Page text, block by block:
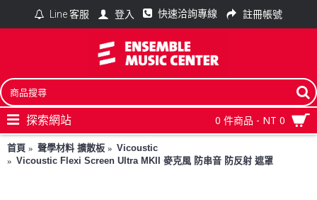
Line 客服 登入 快速洽詢專線 註冊帳號
0 件商品 - NT 0
探索網站
首頁 聲學材料 擴散板
Vicoustic
Vicoustic Flexi Screen Ultra MKII 麥克風 防串音 防反射 遮罩